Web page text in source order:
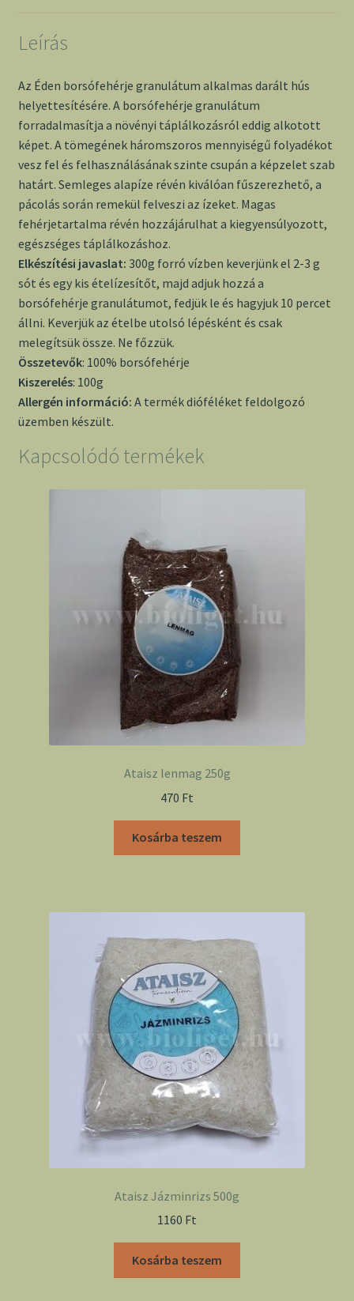
Leírás
Az Éden borsófehérje granulátum alkalmas darált hús
helyettesítésére. A borsófehérje granulátum
forradalmasítja a növényi táplálkozásról eddig alkotott
képet. A tömegének háromszoros mennyiségű folyadékot
vesz fel és felhasználásának szinte csupán a képzelet szab
határt. Semleges alapíze révén kiválóan fűszerezhető, a
pácolás során remekül felveszi az ízeket. Magas
fehérjetartalma révén hozzájárulhat a kiegyensúlyozott,
egészséges táplálkozáshoz.
Elkészítési javaslat: 300g forró vízben keverjünk el 2-3 g
sót és egy kis ételízesítőt, majd adjuk hozzá a
borsófehérje granulátumot, fedjük le és hagyjuk 10 percet
állni. Keverjük az ételbe utolsó lépésként és csak
melegítsük össze. Ne főzzük.
Összetevők: 100% borsófehérje
Kiszerelés: 100g
Allergén információ: A termék dióféléket feldolgozó
üzemben készült.
Kapcsolódó termékek
Ataisz lenmag 250g
470 Ft
Kosárba teszem
Ataisz Jázminrizs 500g
1160 Ft
Kosárba teszem